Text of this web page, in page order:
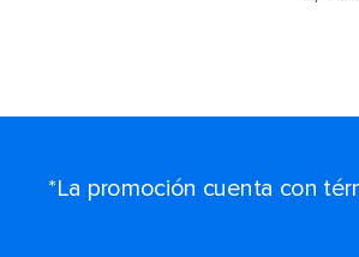
*La promoción cuenta con